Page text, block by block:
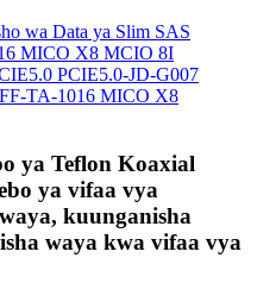
TA-1016 MICO X8
ya Teflon Koaxial
ya vifaa vya
kuunganisha
waya kwa vifaa vya